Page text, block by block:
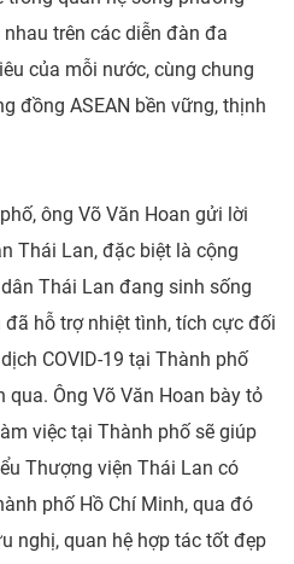
trên các diễn đàn đa
của mỗi nước, cùng chung
đồng ASEAN bền vững, thịnh
ông Võ Văn Hoan gửi lời
Thái Lan, đặc biệt là cộng
Thái Lan đang sinh sống
hỗ trợ nhiệt tình, tích cực đối
COVID-19 tại Thành phố
qua. Ông Võ Văn Hoan bày tỏ
việc tại Thành phố sẽ giúp
Thượng viện Thái Lan có
phố Hồ Chí Minh, qua đó
nghị, quan hệ hợp tác tốt đẹp